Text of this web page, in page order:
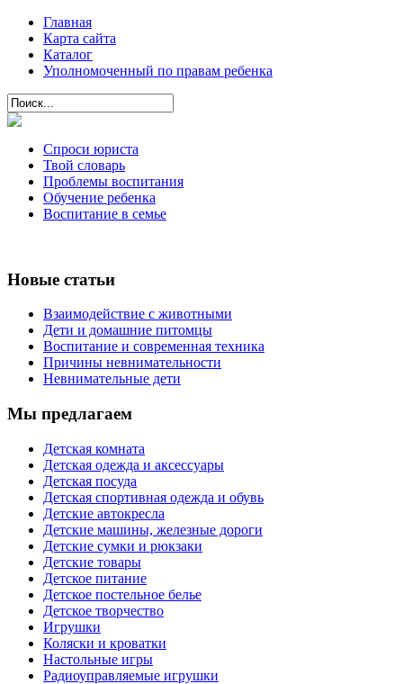
Главная
Карта сайта
Каталог
Уполномоченный по правам ребенка
Спроси юриста
Твой словарь
Проблемы воспитания
Обучение ребенка
Воспитание в семье
Новые статьи
Взаимодействие с животными
Дети и домашние питомцы
Воспитание и современная техника
Причины невнимательности
Невнимательные дети
Мы предлагаем
Детская комната
Детская одежда и аксессуары
Детская посуда
Детская спортивная одежда и обувь
Детские автокресла
Детские машины, железные дороги
Детские сумки и рюкзаки
Детские товары
Детское питание
Детское постельное белье
Детское творчество
Игрушки
Коляски и кроватки
Настольные игры
Радиоуправляемые игрушки